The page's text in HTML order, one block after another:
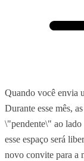
Quando você envia
Durante esse mês,
\"pendente\" ao lado
esse espaço será
novo convite para a